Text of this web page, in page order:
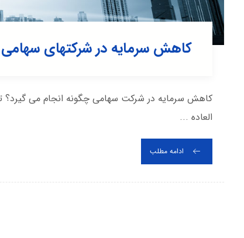
کاهش سرمایه در شرکتهای سهامی
کاهش سرمایه در شرکت سهامی چگونه انجام می
العاده ...
ادامه مطلب